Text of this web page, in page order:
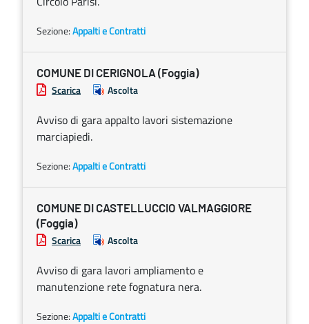
Sezione:Appalti e Contratti
COMUNE DI CERIGNOLA (Foggia)
Scarica Ascolta
Avviso di gara appalto lavori sistemazione
marciapiedi.
Sezione:Appalti e Contratti
COMUNE DI CASTELLUCCIO VALMAGGIORE
(Foggia)
Scarica Ascolta
Avviso di gara lavori ampliamento e
manutenzione rete fognatura nera.
Sezione:Appalti e Contratti